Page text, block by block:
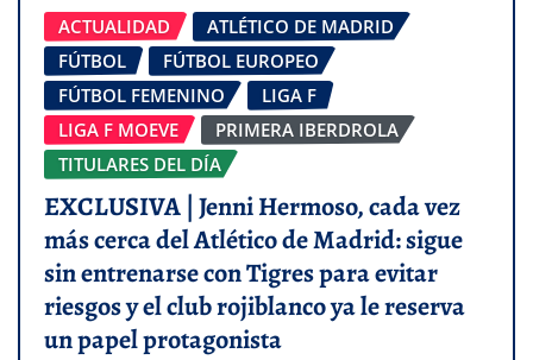
ACTUALIDAD
ATLÉTICO DE MADRID
FÚTBOL
FÚTBOL EUROPEO
FÚTBOL FEMENINO
LIGA F
LIGA F MOEVE
PRIMERA IBERDROLA
TITULARES DEL DÍA
EXCLUSIVA | Jenni Hermoso, cada vez
más cerca del Atlético de Madrid: sigue
sin entrenarse con Tigres para evitar
riesgos y el club rojiblanco ya le reserva
un papel protagonista